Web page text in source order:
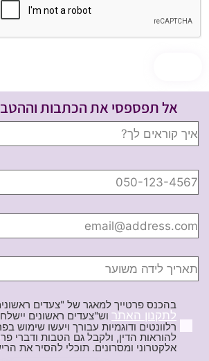
אל תפספסי את הכתבות
בהכנס פרטייך למאגר של "צעדים
לתקנון האתר וש"צעדים ראשונים
רלוונטים ודוגמיות עבורך ויעשו
להוראות הדין, ולקבל גם הטבות ודברי
אלקטרוני ומסרונים. תוכלי להסיר את הרישום בכל עת